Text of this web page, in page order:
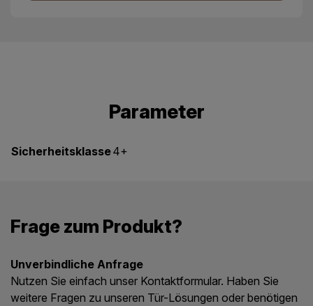
Parameter
Sicherheitsklasse4+
Frage zum Produkt?
Unverbindliche Anfrage
Nutzen Sie einfach unser Kontaktformular. Haben Sie
weitere Fragen zu unseren Tür-Lösungen oder benötigen